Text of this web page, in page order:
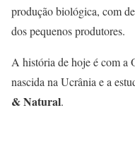
produção biológica, com
dos pequenos produtores.
A história de hoje é com a
nascida na Ucrânia e a
& Natural.